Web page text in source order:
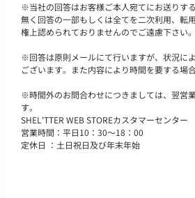
※当社の回答はお客様ご本人宛てにお送りす
無く回答の一部もしくは全てを二次利用、転
権上認められておりませんのでご遠慮下さい。
※回答は原則メールにて行いますが、状況に
ございます。また内容により時間を要する場
※時間外のお問合わせにつきましては、翌営
す。
SHEL'TTER WEB STOREカスタマーセンター
営業時間：平日10：30～18：00
定休日 ：土日祝日及び年末年始